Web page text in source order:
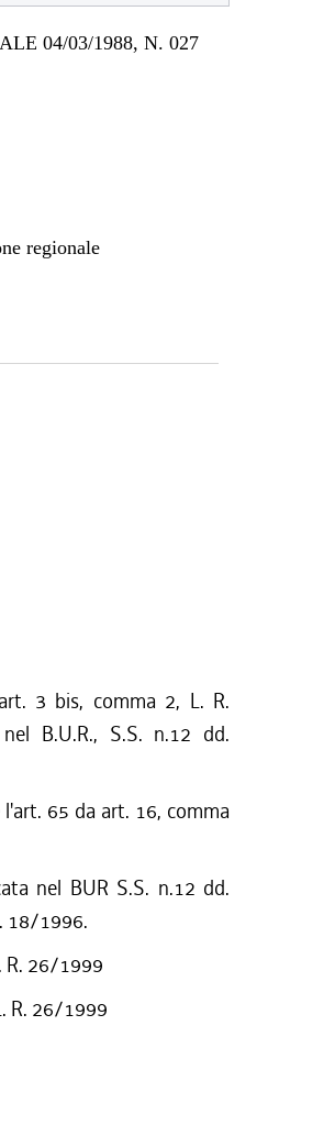
04/03/1988, N. 027
regionale
3 bis, comma 2, L. R.
B.U.R., S.S. n.12 dd.
65 da art. 16, comma
nel BUR S.S. n.12 dd.
18/1996.
R. 26/1999
R. 26/1999